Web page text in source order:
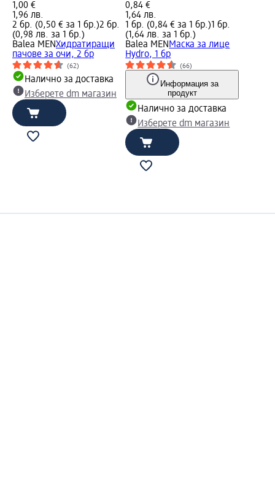
1,00 €
1,96 лв.
2 бр. (0,50 € за 1 бр.)2 бр.
(0,98 лв. за 1 бр.)
Balea MENХидратиращи
пачове за очи, 2 бр
(62)
Налично за доставка
Изберете dm магазин
0,84 €
1,64 лв.
1 бр. (0,84 € за 1 бр.)1 бр.
(1,64 лв. за 1 бр.)
Balea MENМаска за лице
Hydro, 1 бр
(66)
Информация за
продукт
Налично за доставка
Изберете dm магазин